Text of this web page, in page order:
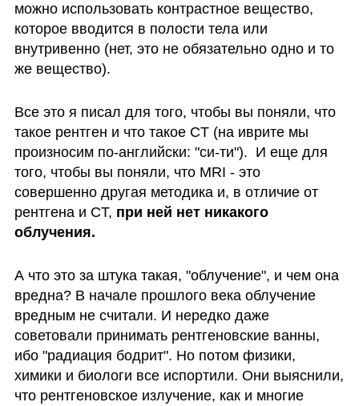
можно использовать контрастное вещество,
которое вводится в полости тела или
внутривенно (нет, это не обязательно одно и то
же вещество).
Все это я писал для того, чтобы вы поняли, что
такое рентген и что такое CT (на иврите мы
произносим по-английски: "си-ти").  И еще для
того, чтобы вы поняли, что MRI - это
совершенно другая методика и, в отличие от
рентгена и CT, при ней нет никакого
облучения.
А что это за штука такая, "облучение", и чем она
вредна? В начале прошлого века облучение
вредным не считали. И нередко даже
советовали принимать рентгеновские ванны,
ибо "радиация бодрит". Но потом физики,
химики и биологи все испортили. Они выяснили,
что рентгеновское излучение, как и многие